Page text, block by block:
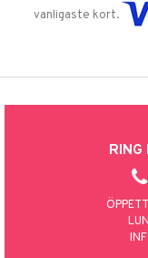
vanligaste kort.
RING